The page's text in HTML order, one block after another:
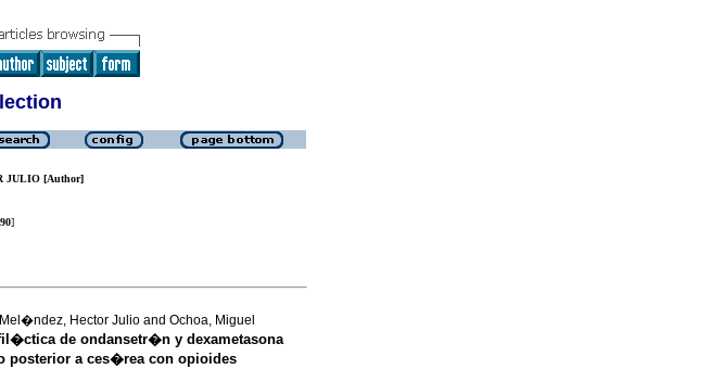
JULIO [Author]
]
Hector Julio and Ochoa, Miguel
de ondansetr�n y dexametasona
a ces�rea con opioides